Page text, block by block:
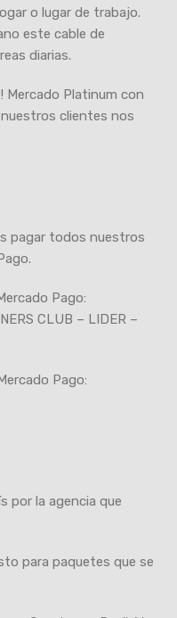
o lugar de trabajo.
este cable de
diarias.
Mercado Platinum con
clientes nos
pagar todos nuestros
Pago:
CLUB – LIDER –
Pago:
por la agencia que
para paquetes que se